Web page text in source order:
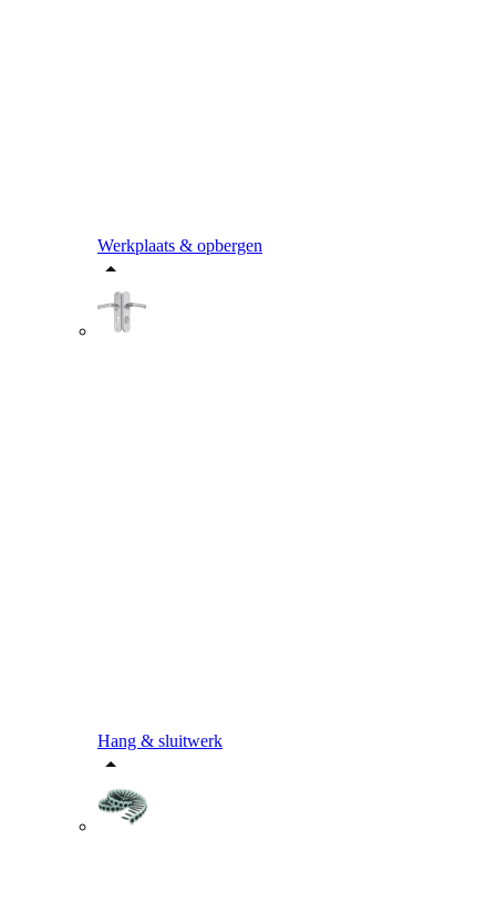
Werkplaats & opbergen
Hang & sluitwerk